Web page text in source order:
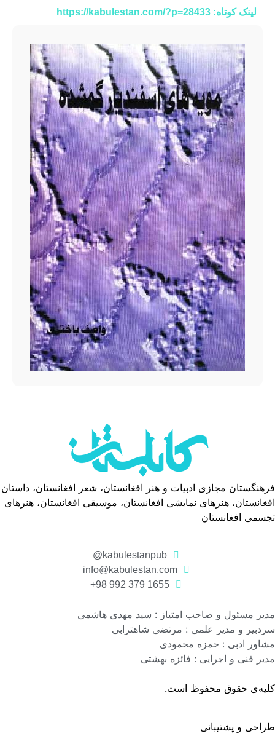
لینک کوتاه: https://kabulestan.com/?p=28433
فرهنگستان مجازی ادبیات و هنر افغانستان، شعر افغانستان، داستان
افغانستان، هنرهای نمایشی افغانستان، موسیقی افغانستان، هنرهای
تجسمی افغانستان
kabulestanpub@
info@kabulestan.com
1655 379 992 98+
مدیر مسئول و صاحب امتیاز : سید مهدی هاشمی
سردبیر و مدیر علمی : مرتضی شاهترابی
مشاور ادبی : حمزه محمودی
مدیر فنی و اجرایی : فائزه بهشتی
کلیه‌ی حقوق محفوظ است.
طراحی و پشتیبانی